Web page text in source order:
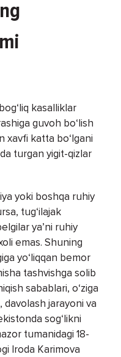
kasalliklar
guvoh bo‘lish
xavfi katta bo‘lgani
turgan yigit-qizlar
yoki boshqa ruhiy
tug‘ilajak
ya’ni ruhiy
emas. Shuning
yo‘liqqan bemor
tashvishga solib
sabablari, o‘ziga
davolash jarayoni va
sog‘likni
tumanidagi 18-
Iroda Karimova